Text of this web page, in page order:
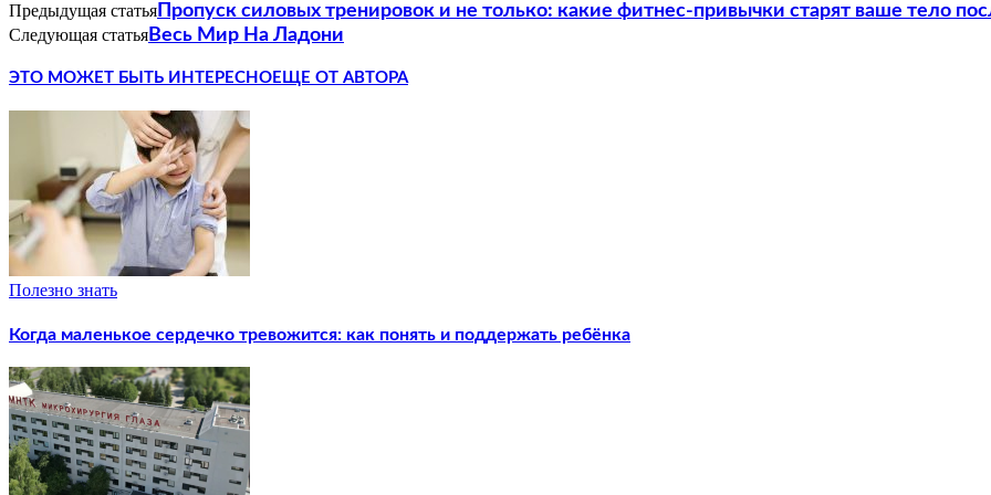
Предыдущая статья Пропуск силовых тренировок и не только: какие фитнес-привычки старят ваше тело
Следующая статьяВесь Мир На Ладони
ЭТО МОЖЕТ БЫТЬ ИНТЕРЕСНО ЕЩЕ ОТ АВТОРА
Полезно знать
Когда маленькое сердечко тревожится: как понять и поддержать ребёнка